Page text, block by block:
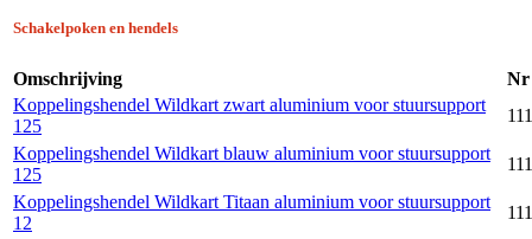
Schakelpoken en hendels
Omschrijving
Nr
Koppelingshendel Wildkart zwart aluminium voor stuursupport
125
Koppelingshendel Wildkart blauw aluminium voor stuursupport
125
Koppelingshendel Wildkart Titaan aluminium voor stuursupport
12